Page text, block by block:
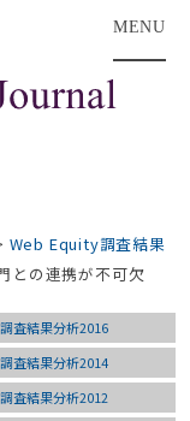
MENU
Web Equity調査結果
との連携が不可欠
査結果分析2016
査結果分析2014
査結果分析2012